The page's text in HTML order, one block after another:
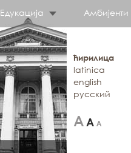
Едукација Амбијенти
ћирилица
latinica
english
русский